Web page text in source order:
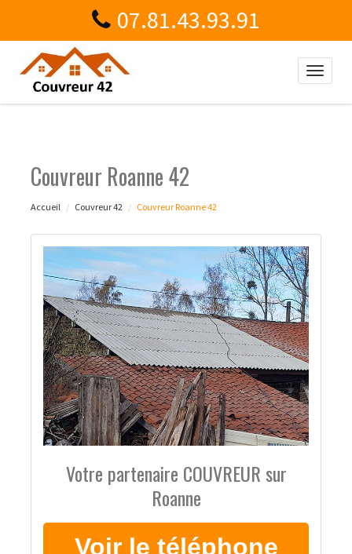
07.81.43.93.91
Toggle
Couvreur Roanne 42
Accueil Couvreur 42 Couvreur Roanne 42
Votre partenaire COUVREUR sur
Roanne